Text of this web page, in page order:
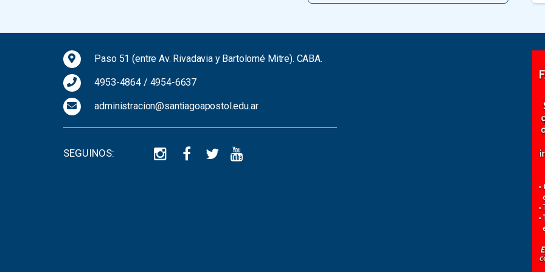
Paso 51 (entre Av. Rivadavia y Bartolomé Mitre). CABA.
4953-4864 / 4954-6637
administracion@santiagoapostol.edu.ar
SEGUINOS: